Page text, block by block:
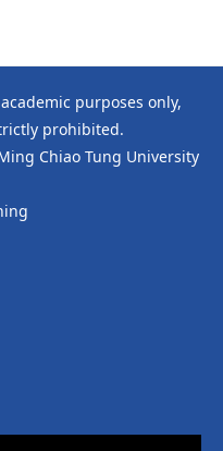
purposes only,
prohibited.
Chiao Tung University